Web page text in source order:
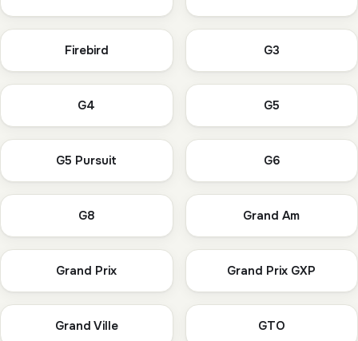
Firebird G3
G4 G5
G5 Pursuit G6
G8 Grand Am
Grand Prix Grand Prix GXP
Grand Ville GTO